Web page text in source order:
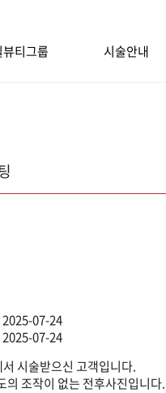
티그룹 시술안내
2025-07-24
2025-07-24
시술받으신 고객입니다.
의 조작이 없는 전후사진입니다.